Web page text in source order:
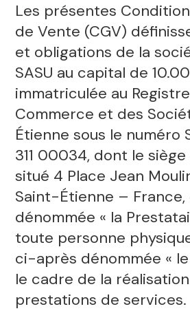
Les présentes
de Vente (CGV)
et obligations de la
SASU au capital de
immatriculée au
Commerce et des
Étienne sous le numéro
311 00034, dont le
situé 4 Place Jean
Saint-Étienne –
dénommée « la
toute personne
ci-après dénommée «
le cadre de la
prestations de services.